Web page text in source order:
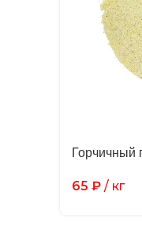
Горчичный
65 ₽ / кг